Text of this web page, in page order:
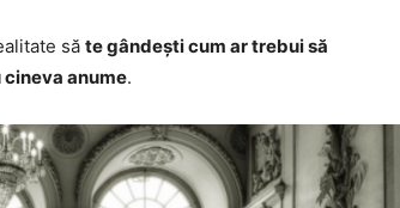
să te gândești cum ar trebui să
anume.